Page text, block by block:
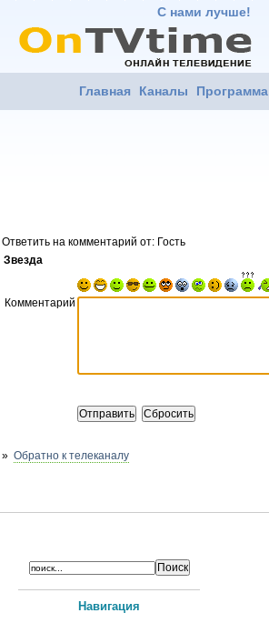
С нами лучше!
Главная Каналы Программа
Ответить на комментарий от: Гость
Звезда
Комментарий
» Обратно к телеканалу
Навигация